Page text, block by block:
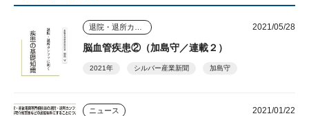
2021/05/28
脳血管疾患②（加島守／連載２）
2021年 シルバー産業新聞 加島守
ニュース 2021/01/22